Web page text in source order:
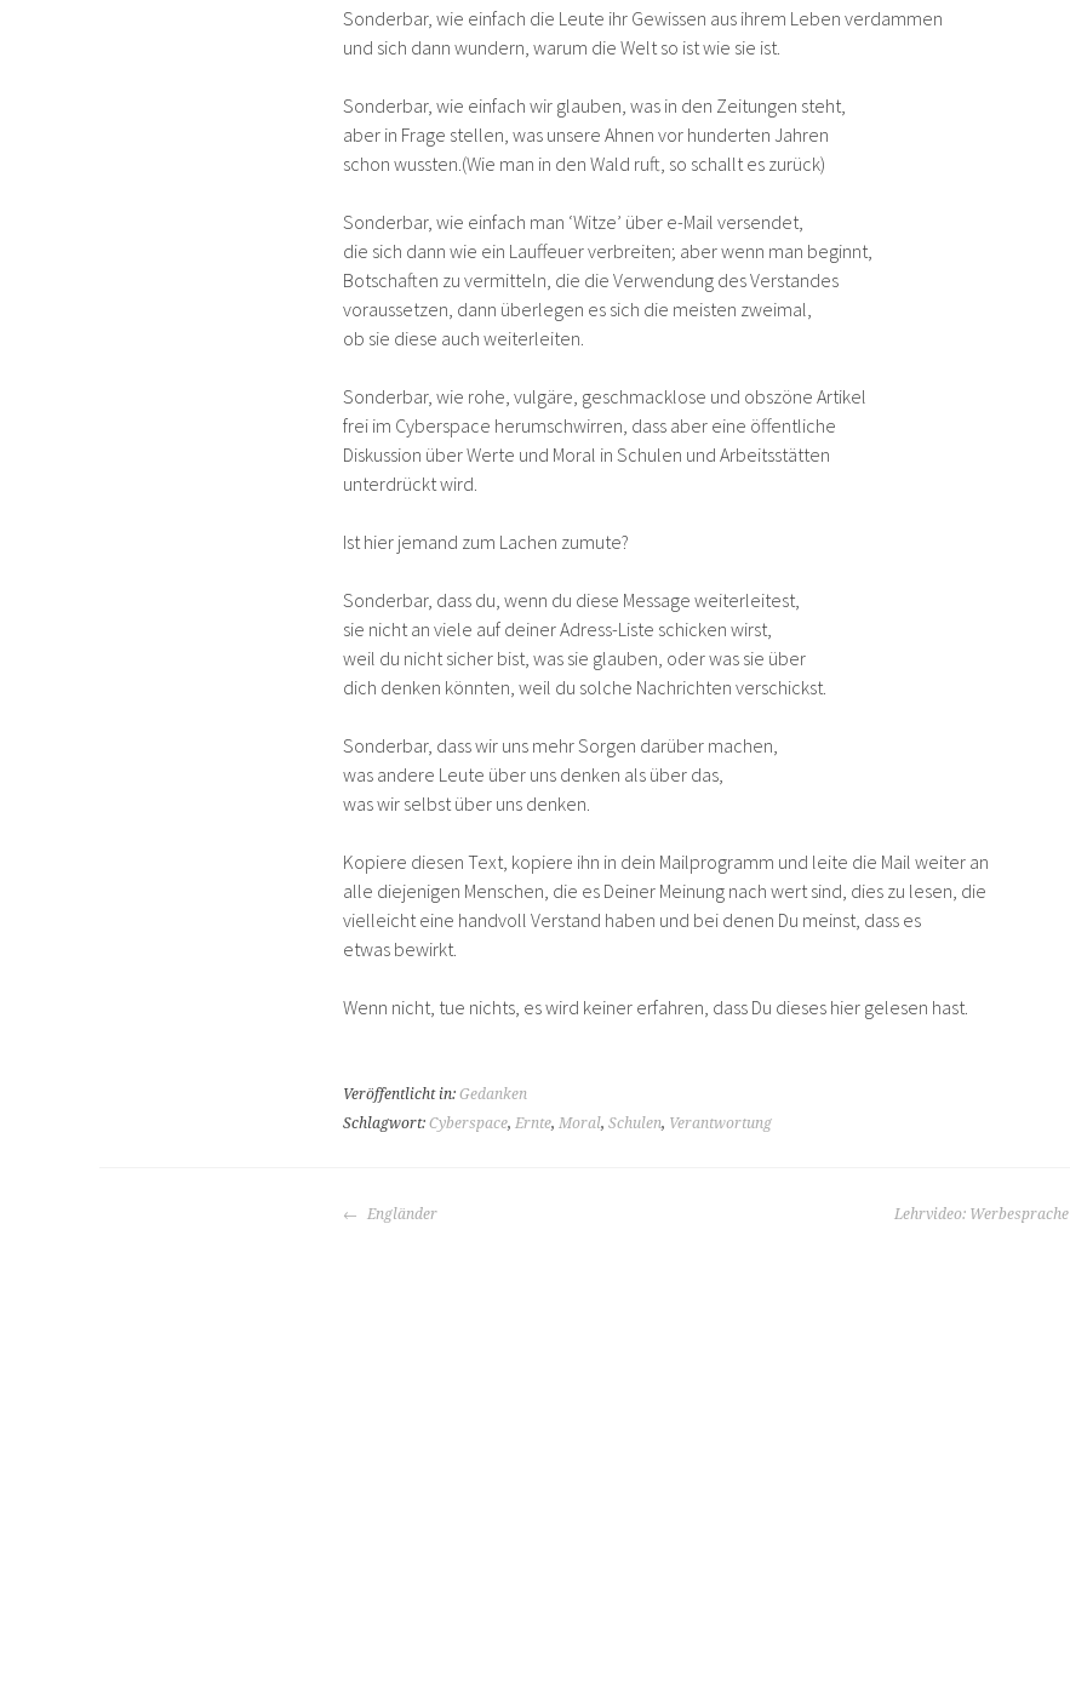
Sonderbar, wie einfach die Leute ihr Gewissen aus ihrem Leben verdammen
und sich dann wundern, warum die Welt so ist wie sie ist.
Sonderbar, wie einfach wir glauben, was in den Zeitungen steht,
aber in Frage stellen, was unsere Ahnen vor hunderten Jahren
schon wussten.(Wie man in den Wald ruft, so schallt es zurück)
Sonderbar, wie einfach man ‘Witze’ über e-Mail versendet,
die sich dann wie ein Lauffeuer verbreiten; aber wenn man beginnt,
Botschaften zu vermitteln, die die Verwendung des Verstandes
voraussetzen, dann überlegen es sich die meisten zweimal,
ob sie diese auch weiterleiten.
Sonderbar, wie rohe, vulgäre, geschmacklose und obszöne Artikel
frei im Cyberspace herumschwirren, dass aber eine öffentliche
Diskussion über Werte und Moral in Schulen und Arbeitsstätten
unterdrückt wird.
Ist hier jemand zum Lachen zumute?
Sonderbar, dass du, wenn du diese Message weiterleitest,
sie nicht an viele auf deiner Adress-Liste schicken wirst,
weil du nicht sicher bist, was sie glauben, oder was sie über
dich denken könnten, weil du solche Nachrichten verschickst.
Sonderbar, dass wir uns mehr Sorgen darüber machen,
was andere Leute über uns denken als über das,
was wir selbst über uns denken.
Kopiere diesen Text, kopiere ihn in dein Mailprogramm und leite die Mail weiter an
alle diejenigen Menschen, die es Deiner Meinung nach wert sind, dies zu lesen, die
vielleicht eine handvoll Verstand haben und bei denen Du meinst, dass es
etwas bewirkt.
Wenn nicht, tue nichts, es wird keiner erfahren, dass Du dieses hier gelesen hast.
Veröffentlicht in: Gedanken
Schlagwort: Cyberspace, Ernte, Moral, Schulen, Verantwortung
BEITRAGS-
Engländer Lehrvideo: Werbesprache